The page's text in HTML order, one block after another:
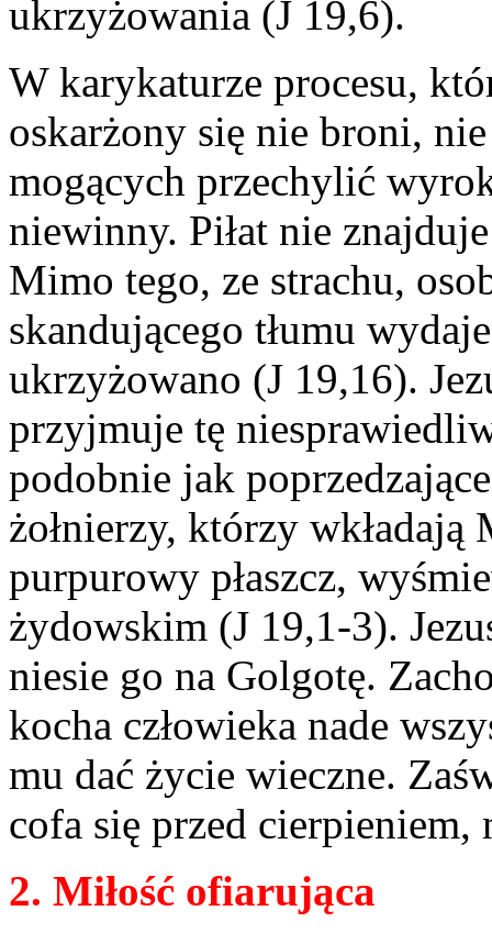
ukrzyżowania (J 19,6).
W karykaturze procesu,
oskarżony się nie broni,
mogących przechylić
niewinny. Piłat nie
Mimo tego, ze strachu,
skandującego tłumu
ukrzyżowano (J 19,16).
przyjmuje tę
podobnie jak
żołnierzy, którzy
purpurowy płaszcz,
żydowskim (J 19,1-3).
niesie go na Golgotę.
kocha człowieka nade
mu dać życie wieczne.
cofa się przed
2. Miłość ofiarująca